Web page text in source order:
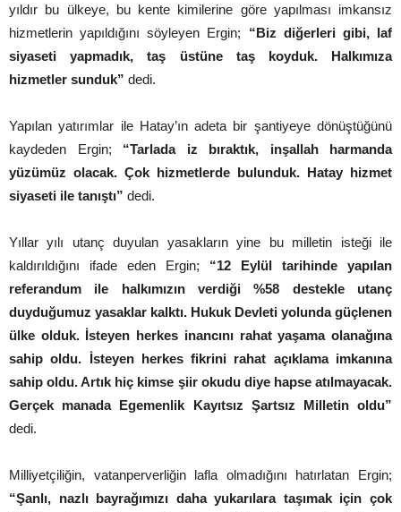
yıldır bu ülkeye, bu kente kimilerine göre yapılması imkansız
hizmetlerin yapıldığını söyleyen Ergin; “Biz diğerleri gibi, laf
siyaseti yapmadık, taş üstüne taş koyduk. Halkımıza
hizmetler sunduk” dedi.
Yapılan yatırımlar ile Hatay’ın adeta bir şantiyeye dönüştüğünü
kaydeden Ergin; “Tarlada iz bıraktık, inşallah harmanda
yüzümüz olacak. Çok hizmetlerde bulunduk. Hatay hizmet
siyaseti ile tanıştı” dedi.
Yıllar yılı utanç duyulan yasakların yine bu milletin isteği ile
kaldırıldığını ifade eden Ergin; “12 Eylül tarihinde yapılan
referandum ile halkımızın verdiği %58 destekle utanç
duyduğumuz yasaklar kalktı. Hukuk Devleti yolunda güçlenen
ülke olduk. İsteyen herkes inancını rahat yaşama olanağına
sahip oldu. İsteyen herkes fikrini rahat açıklama imkanına
sahip oldu. Artık hiç kimse şiir okudu diye hapse atılmayacak.
Gerçek manada Egemenlik Kayıtsız Şartsız Milletin oldu”
dedi.
Milliyetçiliğin, vatanperverliğin lafla olmadığını hatırlatan Ergin;
“Şanlı, nazlı bayrağımızı daha yukarılara taşımak için çok